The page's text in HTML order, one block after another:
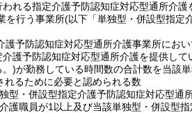
れる指定介護予防認知症対応型通所介護
を行う事業所(以下「単独型・併設型指定
護予防認知症対応型通所介護事業所にお
護予防認知症対応型通所介護を提供して
。)が勤務している時間数の合計数を当該
るために必要と認められる数
・併設型指定介護予防認知症対応型通
護職員が1以上及び当該単独型・併設型